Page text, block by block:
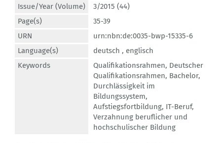
Issue/Year (Volume)
3/2015 (44)
Page(s)
35-39
URN
urn:nbn:de:0035-bwp-15335-6
Language(s)
deutsch , englisch
Keywords
Qualifikationsrahmen, Deutscher
Qualifikationsrahmen, Bachelor,
Durchlässigkeit im
Bildungssystem,
Aufstiegsfortbildung, IT-Beruf,
Verzahnung beruflicher und
hochschulischer Bildung